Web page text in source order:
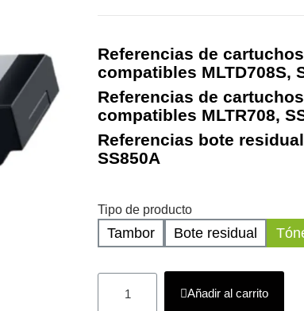
Referencias de
compatibles MLTD708S,
Referencias de
compatibles MLTR708,
Referencias bote
SS850A
Tipo de producto
Tambor Bote residual
Añadir al carrito